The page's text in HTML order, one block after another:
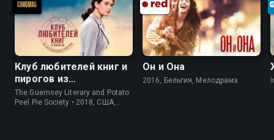
Клуб любителей книг и
пирогов из
картофельных
очистков
The Guernsey Literary and Potato
Peel Pie Society • 2018, США,
Он и Она
2016, Бельгия, Мелодрама